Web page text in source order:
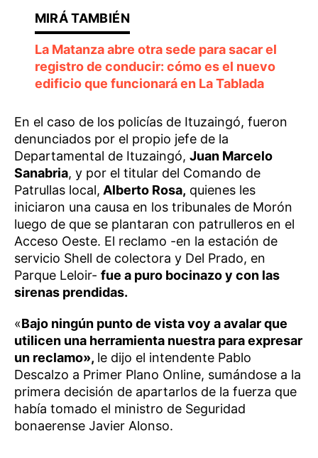
La Matanza abre otra sede para sacar el
registro de conducir: cómo es el nuevo
edificio que funcionará en La Tablada
En el caso de los policías de Ituzaingó, fueron
denunciados por el propio jefe de la
Departamental de Ituzaingó, Juan Marcelo
Sanabria, y por el titular del Comando de
Patrullas local, Alberto Rosa, quienes les
iniciaron una causa en los tribunales de Morón
luego de que se plantaran con patrulleros en el
Acceso Oeste. El reclamo -en la estación de
servicio Shell de colectora y Del Prado, en
Parque Leloir- fue a puro bocinazo y con las
sirenas prendidas.
«Bajo ningún punto de vista voy a avalar que
utilicen una herramienta nuestra para expresar
un reclamo», le dijo el intendente Pablo
Descalzo a Primer Plano Online, sumándose a la
primera decisión de apartarlos de la fuerza que
había tomado el ministro de Seguridad
bonaerense Javier Alonso.